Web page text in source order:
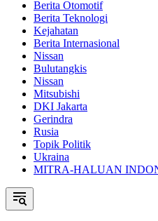
Berita Otomotif
Berita Teknologi
Kejahatan
Berita Internasional
Nissan
Bulutangkis
Nissan
Mitsubishi
DKI Jakarta
Gerindra
Rusia
Topik Politik
Ukraina
MITRA-HALUAN